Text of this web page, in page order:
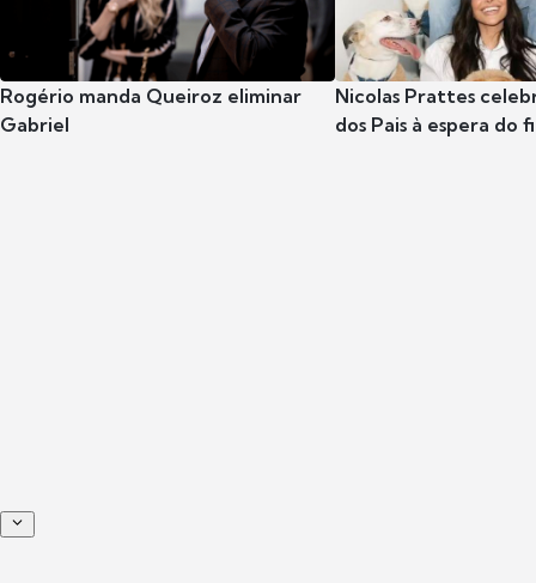
Rogério manda Queiroz eliminar
Gabriel
Nicolas Prattes
dos Pais à espera do